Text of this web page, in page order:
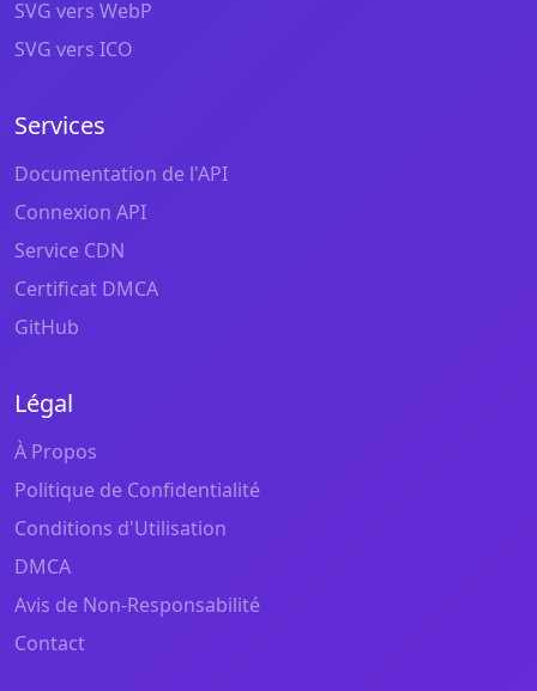
SVG vers WebP
SVG vers ICO
Services
Documentation de l'API
Connexion API
Service CDN
Certificat DMCA
GitHub
Légal
À Propos
Politique de Confidentialité
Conditions d'Utilisation
DMCA
Avis de Non-Responsabilité
Contact